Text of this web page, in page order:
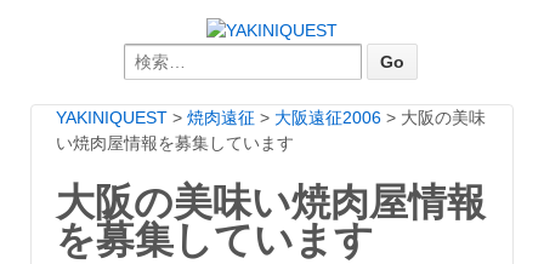
Search for:
YAKINIQUEST > 焼肉遠征 > 大阪遠征2006 > 大阪の美味
い焼肉屋情報を募集しています
大阪の美味い焼肉屋情報
を募集しています